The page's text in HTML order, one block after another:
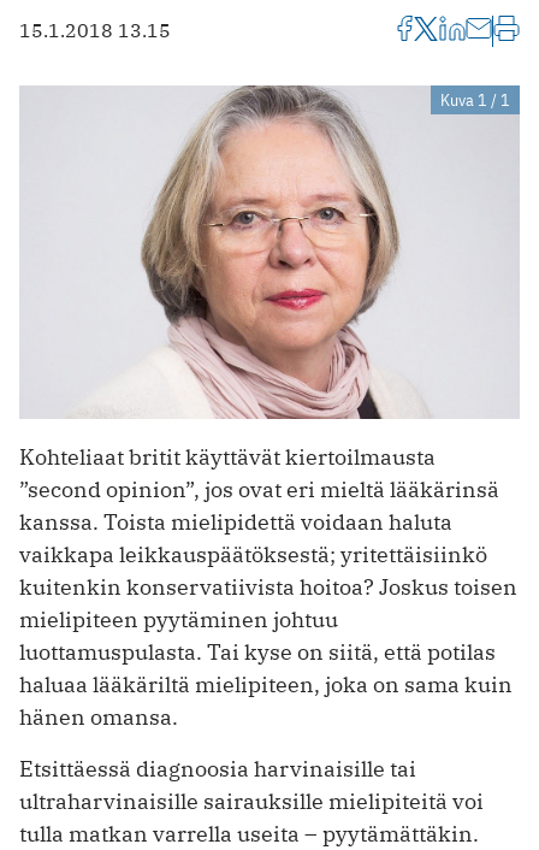
15.1.2018 13.15
Kuva 1 / 1
Kohteliaat britit käyttävät kiertoilmausta
”second opinion”, jos ovat eri mieltä lääkärinsä
kanssa. Toista mielipidettä voidaan haluta
vaikkapa leikkauspäätöksestä; yritettäisiinkö
kuitenkin konservatiivista hoitoa? Joskus toisen
mielipiteen pyytäminen johtuu
luottamuspulasta. Tai kyse on siitä, että potilas
haluaa lääkäriltä mielipiteen, joka on sama kuin
hänen omansa.
Etsittäessä diagnoosia harvinaisille tai
ultraharvinaisille sairauksille mielipiteitä voi
tulla matkan varrella useita – pyytämättäkin.